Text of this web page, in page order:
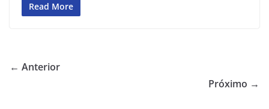
Read More
← Anterior
Próximo →